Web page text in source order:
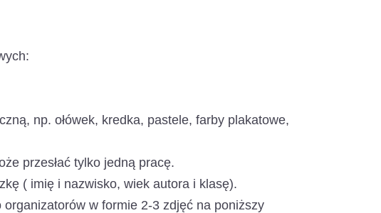
np. ołówek, kredka, pastele, farby plakatowe,
przesłać tylko jedną pracę.
( imię i nazwisko, wiek autora i klasę).
w formie 2-3 zdjęć na poniższy